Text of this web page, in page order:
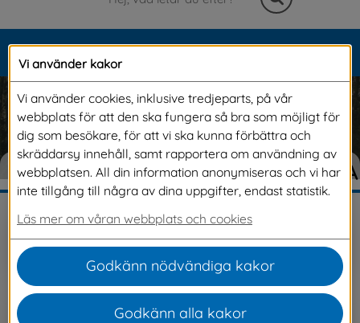
Meny
VÄLKOMMEN TILL SVENLJUNGA
Barn & utbildning
Omsorg & stöd
Vi använder kakor
Vi använder cookies, inklusive tredjeparts, på vår
webbplats för att den ska fungera så bra som möjligt för
dig som besökare, för att vi ska kunna förbättra och
skräddarsy innehåll, samt rapportera om användning av
webbplatsen. All din information anonymiseras och vi har
inte tillgång till några av dina uppgifter, endast statistik.
Läs mer om våran webbplats och cookies
Godkänn nödvändiga kakor
Godkänn alla kakor